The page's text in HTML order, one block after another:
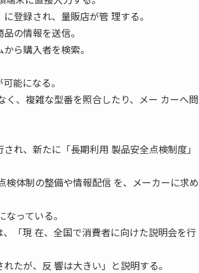
登録され、量販店が管 理する。
の情報を送信。
ら購入者を検索。
能になる。
、複雑な型番を照合したり、メー カーへ問
れ、新たに「長期利用 製品安全点検制度」
体制の整備や情報配信 を、メーカーに求め
っている。
「現 在、全国で消費者に向けた説明会を行
たが、反 響は大きい」と説明する。